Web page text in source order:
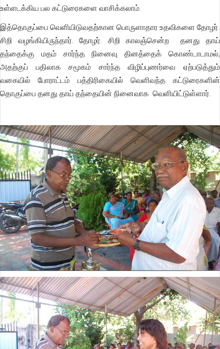
உள்ளடக்கிய பல கட்டுரைகளை வாசிக்கலாம்.
இத்தொகுப்பை வெளியிடுவதற்கான பொருளாதார உதவிகளை தோழர்.
சிறி வழங்கியிருந்தார். தோழர். சிறி காலஞ்சென்ற தனது தாய்
தந்தைக்கு மதம் சார்ந்த நினைவு தினத்தைக் கொண்டாடாமல்,
அதற்குப் பதிலாக சமூகம் சார்ந்த விழிப்புணர்வை ஏற்படுத்தும்
வகையில் போராட்டம் பத்திரிகையில் வெளிவந்த கட்டுரைகளின்
தொகுப்பை தனது தாய் தந்தையின் நினைவாக வெளியிட்டுள்ளார்.